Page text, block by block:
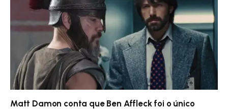
Matt Damon conta que Ben Affleck foi o único